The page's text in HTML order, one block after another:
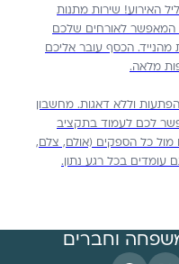
האירוע! שירות מתנות
המאפשר לאורחים שלכם
הכסף עובר אליכם
מלאה.
וללא דאגות. מחשבון
לכם לעמוד בתקציב
כל הספקים (אולם, צלם,
וחברים